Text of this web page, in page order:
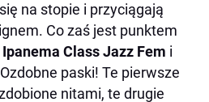
na stopie i przyciągają
Co zaś jest punktem
Ipanema Class Jazz Fem i
paski! Te pierwsze
nitami, te drugie